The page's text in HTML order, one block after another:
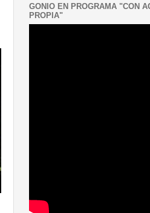
GONIO EN PROGRAMA "CON
PROPIA"